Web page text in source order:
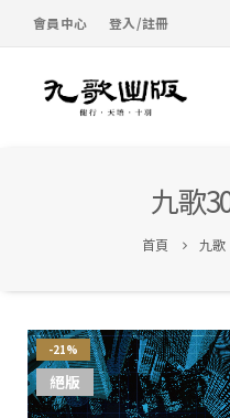
會員中心 登入/註冊
九歌
首頁 九歌
-21%
絕版